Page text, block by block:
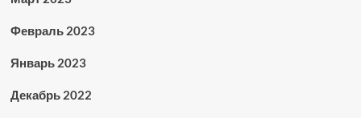
Февраль 2023
Январь 2023
Декабрь 2022